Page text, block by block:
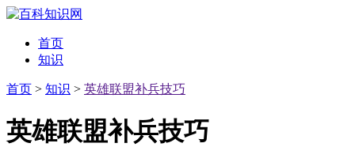
首页
知识
首页 > 知识 > 英雄联盟补兵技巧
英雄联盟补兵技巧